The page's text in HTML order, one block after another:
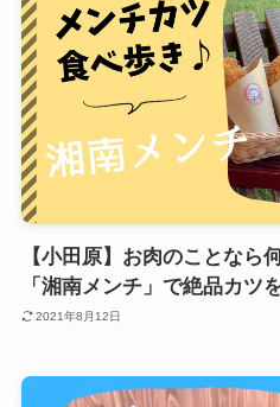
【小田原】お肉のことなら
「湘南メンチ」で絶品カツ
2021年8月12日